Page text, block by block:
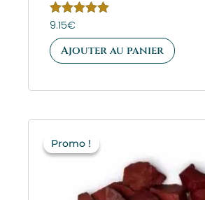
Note
5.00
sur 5
9.15€
Ajouter au panier
Promo !
Promo !prix
initial
6.00€.
actuel
est :
4.20€.